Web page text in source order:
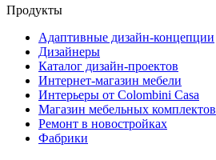
Продукты
Адаптивные дизайн-концепции
Дизайнеры
Каталог дизайн-проектов
Интернет-магазин мебели
Интерьеры от Colombini Casa
Магазин мебельных комплектов
Ремонт в новостройках
Фабрики